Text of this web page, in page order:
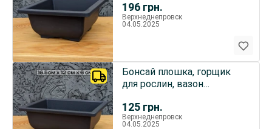
196 грн.
Верхнеднепровск
04.05.2025
125 грн.
Бонсай плошка, горщик
для рослин, вазон
Верхнеднепровск
04.05.2025